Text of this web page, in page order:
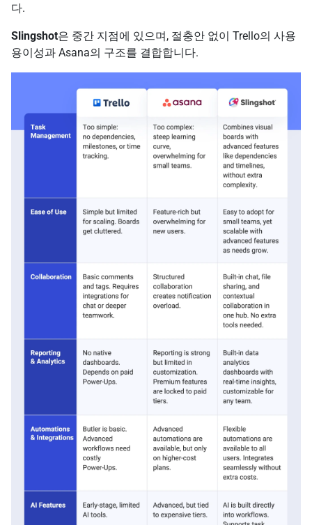
다.
Slingshot은 중간 지점에 있으며, 절충안 없이 Trello의 사용
용이성과 Asana의 구조를 결합합니다.